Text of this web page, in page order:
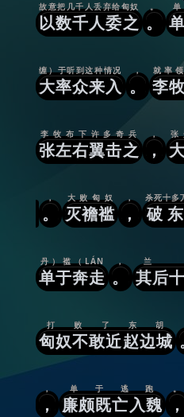
以数千人委之
故意把几千人丢弃给匈奴
。
。
大率众来入
缠）于听到这种情况
。
，
李
就率
张左右翼击之
李牧布下许多奇兵
，
，
。
，
灭襜褴
大败匈奴
，
，
破
杀死十多
单于奔走
丹）褴（LÁN
。
，
其后
兰
匈奴不敢近赵边城
打败了东胡
，
，
廉颇既亡入魏
单于逃跑
，
。